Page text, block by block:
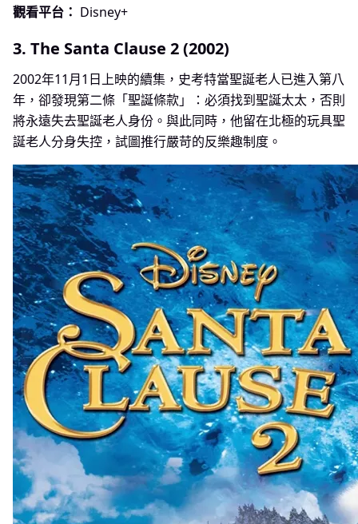
觀看平台： Disney+
3. The Santa Clause 2 (2002)
2002年11月1日上映的續集，史考特當聖誕老人已進入第八
年，卻發現第二條「聖誕條款」：必須找到聖誕太太，否則
將永遠失去聖誕老人身份。與此同時，他留在北極的玩具聖
誕老人分身失控，試圖推行嚴苛的反樂趣制度。